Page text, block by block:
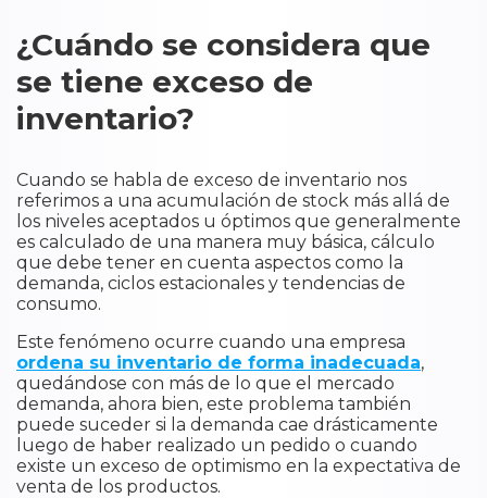
¿Cuándo se considera que
se tiene exceso de
inventario?
Cuando se habla de exceso de inventario nos
referimos a una acumulación de stock más allá de
los niveles aceptados u óptimos que generalmente
es calculado de una manera muy básica, cálculo
que debe tener en cuenta aspectos como la
demanda, ciclos estacionales y tendencias de
consumo.
Este fenómeno ocurre cuando una empresa
ordena su inventario de forma inadecuada,
quedándose con más de lo que el mercado
demanda, ahora bien, este problema también
puede suceder si la demanda cae drásticamente
luego de haber realizado un pedido o cuando
existe un exceso de optimismo en la expectativa de
venta de los productos.